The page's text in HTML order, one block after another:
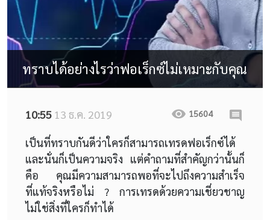
ทราบได้อย่างไรว่าฟอเร็กซ์ไม่เหมาะกับคุณ
10:55 13 ธ.ค. 2019 15604
เป็นที่ทราบกันดีว่าใครก็สามารถเทรดฟอเร็กซ์ได้
และนั่นก็เป็นความจริง แต่คำถามที่สำคัญกว่านั้นก็
คือ คุณมีความสามารถพอที่จะไปถึงความสำเร็จ
ที่แท้จริงหรือไม่ ? การเทรดด้วยความเชี่ยวชาญ
ไม่ใช่สิ่งที่ใครก็ทำได้